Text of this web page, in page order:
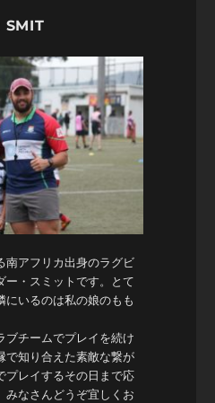
SMIT
南アフリカ出身のラグビ
ー・スミットです。とて
にいるのは私の娘のもも
ブチームでプレイを続け
で知り合えた素敵な繋が
プレイするその日まで応
みなさんどうぞ宜しくお